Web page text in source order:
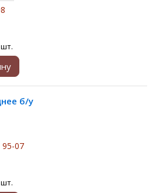
б/у
95-07